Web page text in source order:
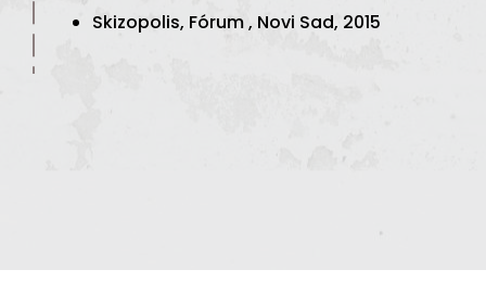
Skizopolis, Fórum , Novi Sad, 2015